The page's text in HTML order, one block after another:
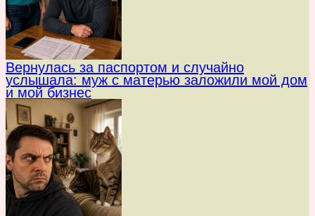
Вернулась за паспортом и случайно
услышала: муж с матерью заложили мой дом
и мой бизнес